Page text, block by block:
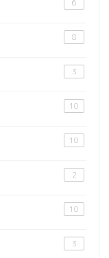
6
8
3
10
10
2
10
3